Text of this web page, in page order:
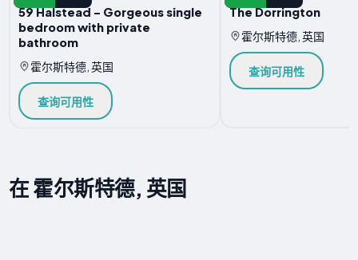
59 Halstead - Gorgeous single
bedroom with private
bathroom
霍尔斯特德, 英国
查询可用性
The Dorrington
霍尔斯特德, 英国
查询可用性
在 霍尔斯特德, 英国